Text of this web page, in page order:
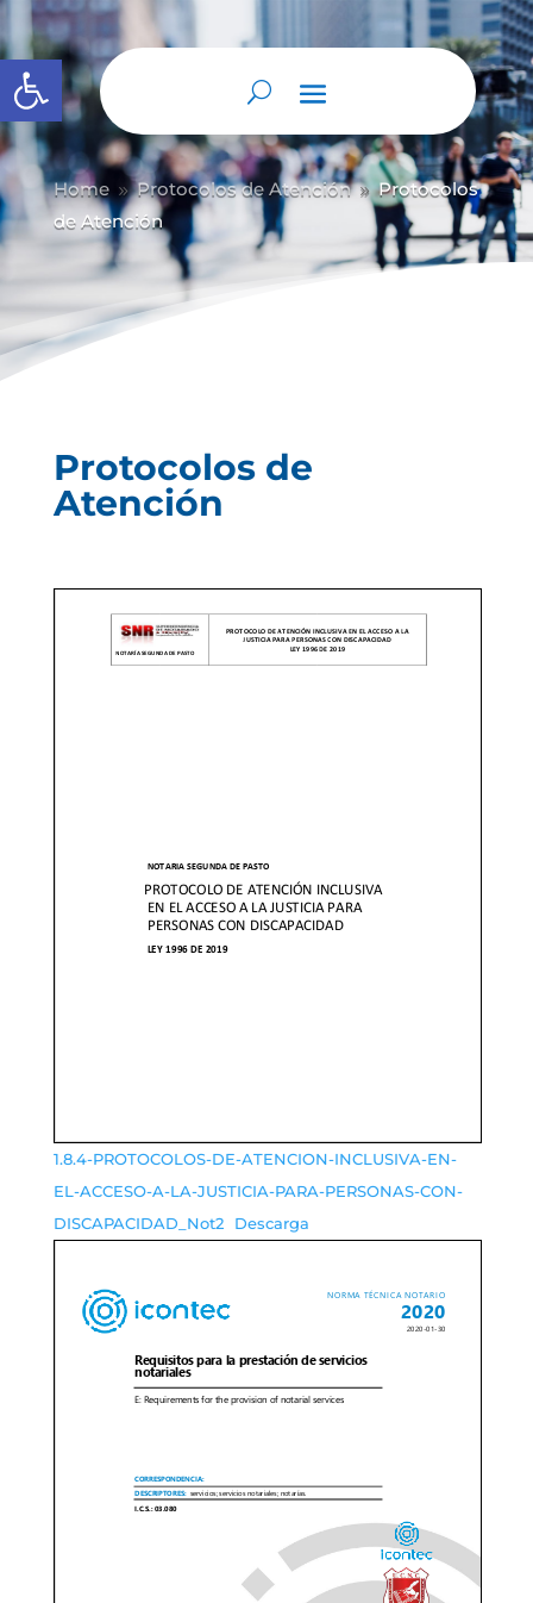
Abrir barra de herramientas
Home 9 Protocolos de Atención 9 Protocolos
de Atención
Protocolos de
Atención
1.8.4-PROTOCOLOS-DE-ATENCION-INCLUSIVA-EN-
EL-ACCESO-A-LA-JUSTICIA-PARA-PERSONAS-CON-
DISCAPACIDAD_Not2
Descarga